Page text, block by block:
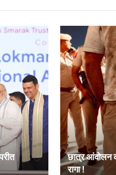
छात्र आंदोलन
रागा !